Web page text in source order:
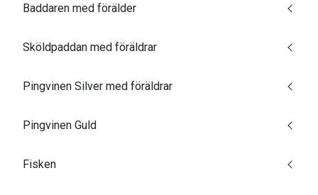
Baddaren med förälder
Sköldpaddan med föräldrar
Pingvinen Silver med föräldrar
Pingvinen Guld
Fisken